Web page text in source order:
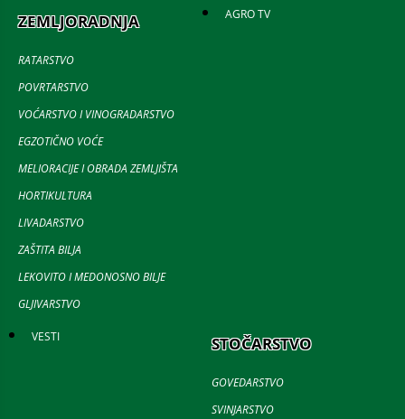
ZEMLJORADNJA
RATARSTVO
POVRTARSTVO
VOĆARSTVO I VINOGRADARSTVO
EGZOTIČNO VOĆE
MELIORACIJE I OBRADA ZEMLJIŠTA
HORTIKULTURA
LIVADARSTVO
ZAŠTITA BILJA
LEKOVITO I MEDONOSNO BILJE
GLJIVARSTVO
AGRO TV
VESTI STOČARSTVO
GOVEDARSTVO
SVINJARSTVO